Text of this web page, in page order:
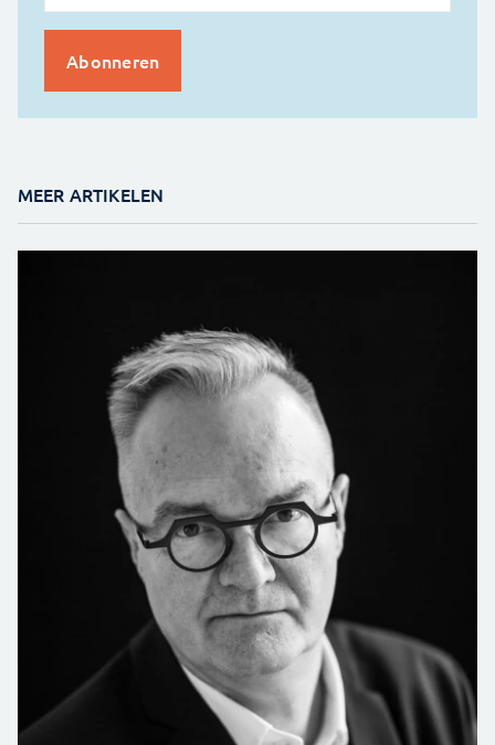
MEER ARTIKELEN